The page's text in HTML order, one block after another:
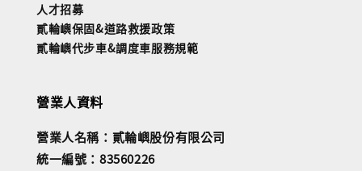
人才招募
貳輪嶼保固&道路救援政策
貳輪嶼代步車&調度車服務規範
營業人資料
營業人名稱：貳輪嶼股份有限公司
統一編號：83560226